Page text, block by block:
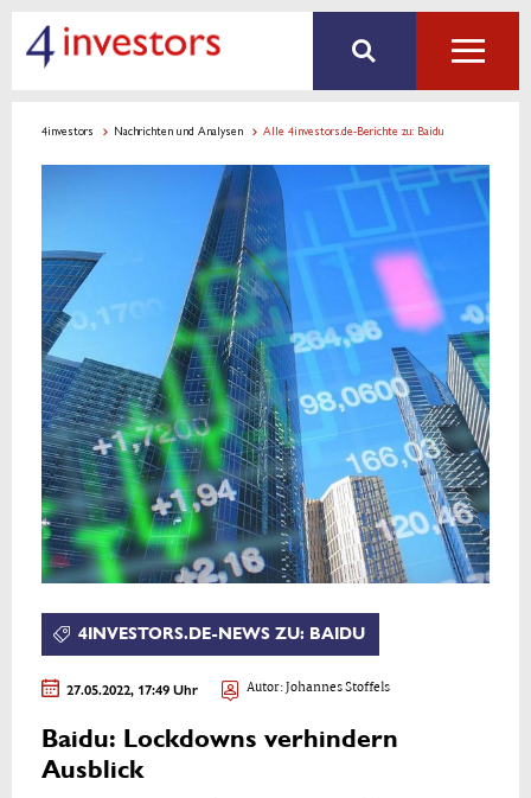
4investors Nachrichten und Analysen Alle 4investors.de-Berichte zu: Baidu
4INVESTORS.DE-NEWS ZU: BAIDU
27.05.2022, 17:49 Uhr Autor:Johannes Stoffels
Baidu: Lockdowns verhindern
Ausblick